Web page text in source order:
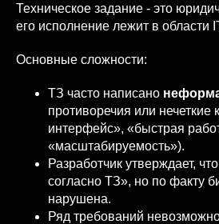
Техническое задание - это
его исполнение лежит в области
Основные сложности:
ТЗ часто написано
противоречия или нечеткие
интерфейс», «быстрая
«масштабируемость»).
Разработчик утверждает,
согласно ТЗ», но по факту
нарушена.
Ряд требований